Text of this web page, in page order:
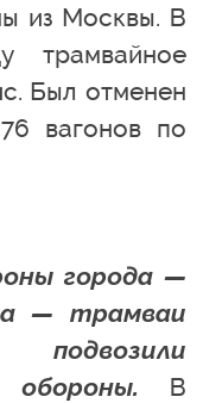
из Москвы. В
трамвайное
Был отменен
вагонов по
города —
— трамваи
подвозили
В